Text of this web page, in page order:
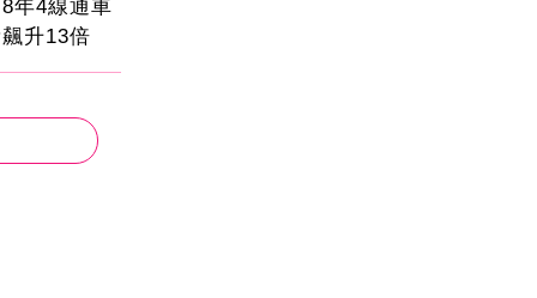
年4線通車
升13倍